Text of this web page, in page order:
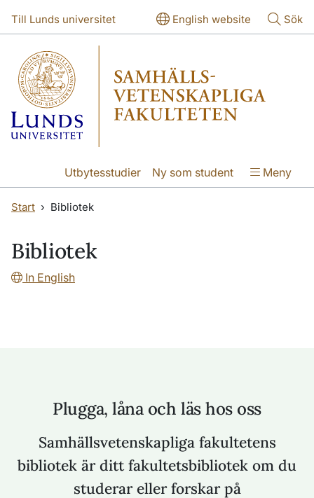
Till Lunds universitet English website Sök
Utbytesstudier Ny som student Meny
Start Bibliotek
Bibliotek
In English
Plugga, låna och läs hos oss
Samhällsvetenskapliga fakultetens
bibliotek är ditt fakultetsbibliotek om du
studerar eller forskar på